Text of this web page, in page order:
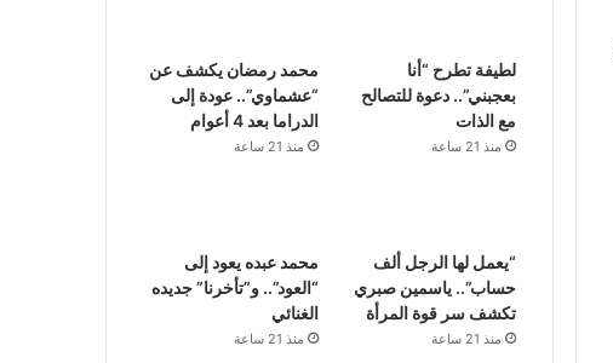
لطيفة تطرح “أنا
بعجبني”.. دعوة للتصالح
مع الذات
منذ 21 ساعة
محمد رمضان يكشف عن
“عشماوي”.. عودة إلى
الدراما بعد 4 أعوام
منذ 21 ساعة
“يعمل لها الرجل ألف
حساب”.. ياسمين صبري
تكشف سر قوة المرأة
منذ 21 ساعة
محمد عبده يعود إلى
“العود”.. و”تأخرنا” جديده
الغنائي
منذ 21 ساعة